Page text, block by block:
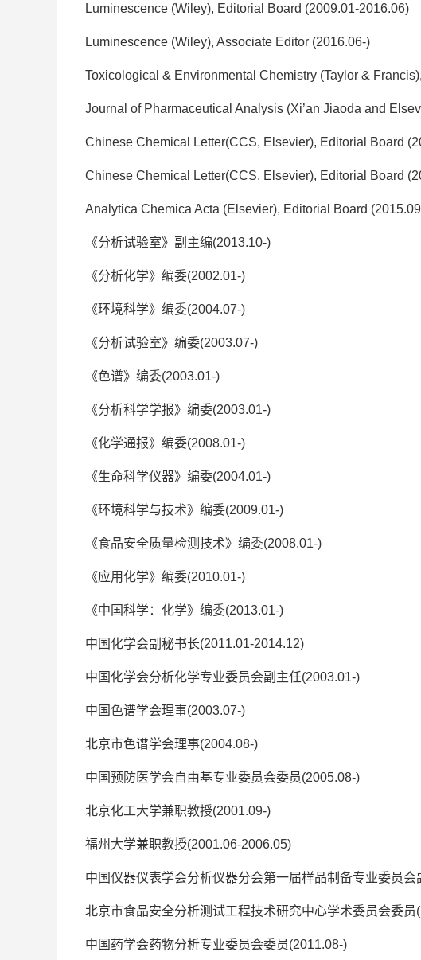
Luminescence (Wiley), Editorial Board (2009.01-2016.06)
Luminescence (Wiley), Associate Editor (2016.06-)
Toxicological & Environmental Chemistry (Taylor &
Journal of Pharmaceutical Analysis (Xi’an Jiaoda and
Chinese Chemical Letter(CCS, Elsevier), Editorial Board
Chinese Chemical Letter(CCS, Elsevier), Editorial Board
Analytica Chemica Acta (Elsevier), Editorial Board
《分析试验室》副主编(2013.10-)
《分析化学》编委(2002.01-)
《环境科学》编委(2004.07-)
《分析试验室》编委(2003.07-)
《色谱》编委(2003.01-)
《分析科学学报》编委(2003.01-)
《化学通报》编委(2008.01-)
《生命科学仪器》编委(2004.01-)
《环境科学与技术》编委(2009.01-)
《食品安全质量检测技术》编委(2008.01-)
《应用化学》编委(2010.01-)
《中国科学：化学》编委(2013.01-)
中国化学会副秘书长(2011.01-2014.12)
中国化学会分析化学专业委员会副主任(2003.01-)
中国色谱学会理事(2003.07-)
北京市色谱学会理事(2004.08-)
中国预防医学会自由基专业委员会委员(2005.08-)
北京化工大学兼职教授(2001.09-)
福州大学兼职教授(2001.06-2006.05)
中国仪器仪表学会分析仪器分会第一届样品制备专业委员
北京市食品安全分析测试工程技术研究中心学术委员会委员
中国药学会药物分析专业委员会委员(2011.08-)